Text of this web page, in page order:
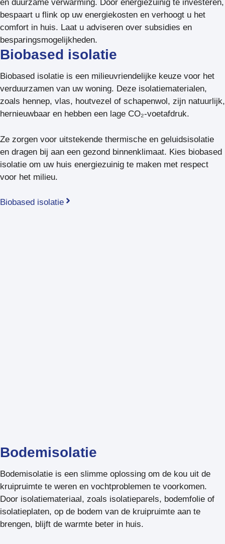
en duurzame verwarming. Door energiezuinig te investeren,
bespaart u flink op uw energiekosten en verhoogt u het
comfort in huis. Laat u adviseren over subsidies en
besparingsmogelijkheden.
Biobased isolatie
Biobased isolatie is een milieuvriendelijke keuze voor het
verduurzamen van uw woning. Deze isolatiematerialen,
zoals hennep, vlas, houtvezel of schapenwol, zijn natuurlijk,
hernieuwbaar en hebben een lage CO₂-voetafdruk.
Ze zorgen voor uitstekende thermische en geluidsisolatie
en dragen bij aan een gezond binnenklimaat. Kies biobased
isolatie om uw huis energiezuinig te maken met respect
voor het milieu.
Biobased isolatie
Bodemisolatie
Bodemisolatie is een slimme oplossing om de kou uit de
kruipruimte te weren en vochtproblemen te voorkomen.
Door isolatiemateriaal, zoals isolatieparels, bodemfolie of
isolatieplaten, op de bodem van de kruipruimte aan te
brengen, blijft de warmte beter in huis.